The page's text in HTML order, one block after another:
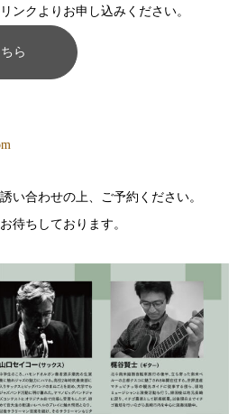
ンクよりお申し込みください。
ら
い合わせの上、ご予約ください。
待ちしております。